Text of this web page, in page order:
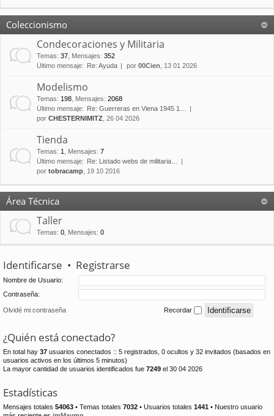
Coleccionismo
Condecoraciones y Militaria
Temas: 37 Mensajes: 352
Último mensaje:
Re: Ayuda por 00Cien , 13 01 2026
Modelismo
Temas: 198 Mensajes: 2068
Último mensaje:
Re: Guerreras en Viena 1945 1…
por CHESTERNIMITZ , 26 04 2026
Tienda
Temas: 1 Mensajes: 7
Último mensaje:
Re: Listado webs de militaria…
por tobracamp , 19 10 2016
Área Técnica
Taller
Temas: 0 Mensajes: 0
Identificarse • Registrarse
Nombre de Usuario:
Contraseña:
Olvidé mi contraseña Recordar
¿Quién está conectado?
En total hay 37 usuarios conectados :: 5 registrados, 0 ocultos y 32 invitados (basados en
usuarios activos en los últimos 5 minutos)
La mayor cantidad de usuarios identificados fue 7249 el 30 04 2026
Estadísticas
Mensajes totales 54063 • Temas totales 7032 • Usuarios totales 1441 • Nuestro usuario